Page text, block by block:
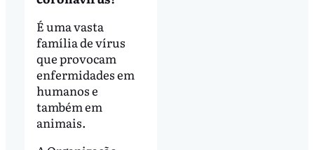
É uma vasta
família de vírus
que provocam
enfermidades em
humanos e
também em
animais.